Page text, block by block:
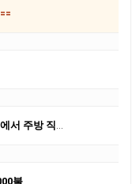
원 구인합니다.
불